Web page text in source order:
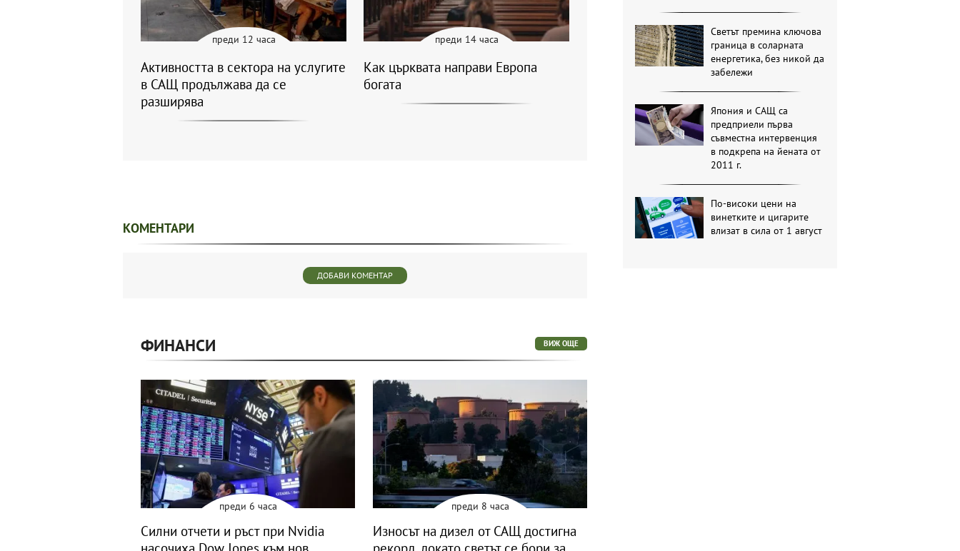
Светът премина ключова
граница в соларната
енергетика, без никой да
забележи
Япония и САЩ са
предприели първа
съвместна интервенция
в подкрепа на йената от
2011 г.
По-високи цени на
винетките и цигарите
влизат в сила от 1 август
преди 12 часа
Активността в сектора на услугите
в САЩ продължава да се
разширява
преди 14 часа
Как църквата направи Европа
богата
КОМЕНТАРИ
ДОБАВИ КОМЕНТАР
ФИНАНСИ ВИЖ ОЩЕ
преди 6 часа
Силни отчети и ръст при Nvidia
преди 8 часа
Износът на дизел от САЩ достигна